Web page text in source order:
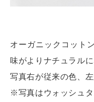
オーガニックコット
味がよりナチュラルに
写真右が従来の色、
※写真はウォッシュタ